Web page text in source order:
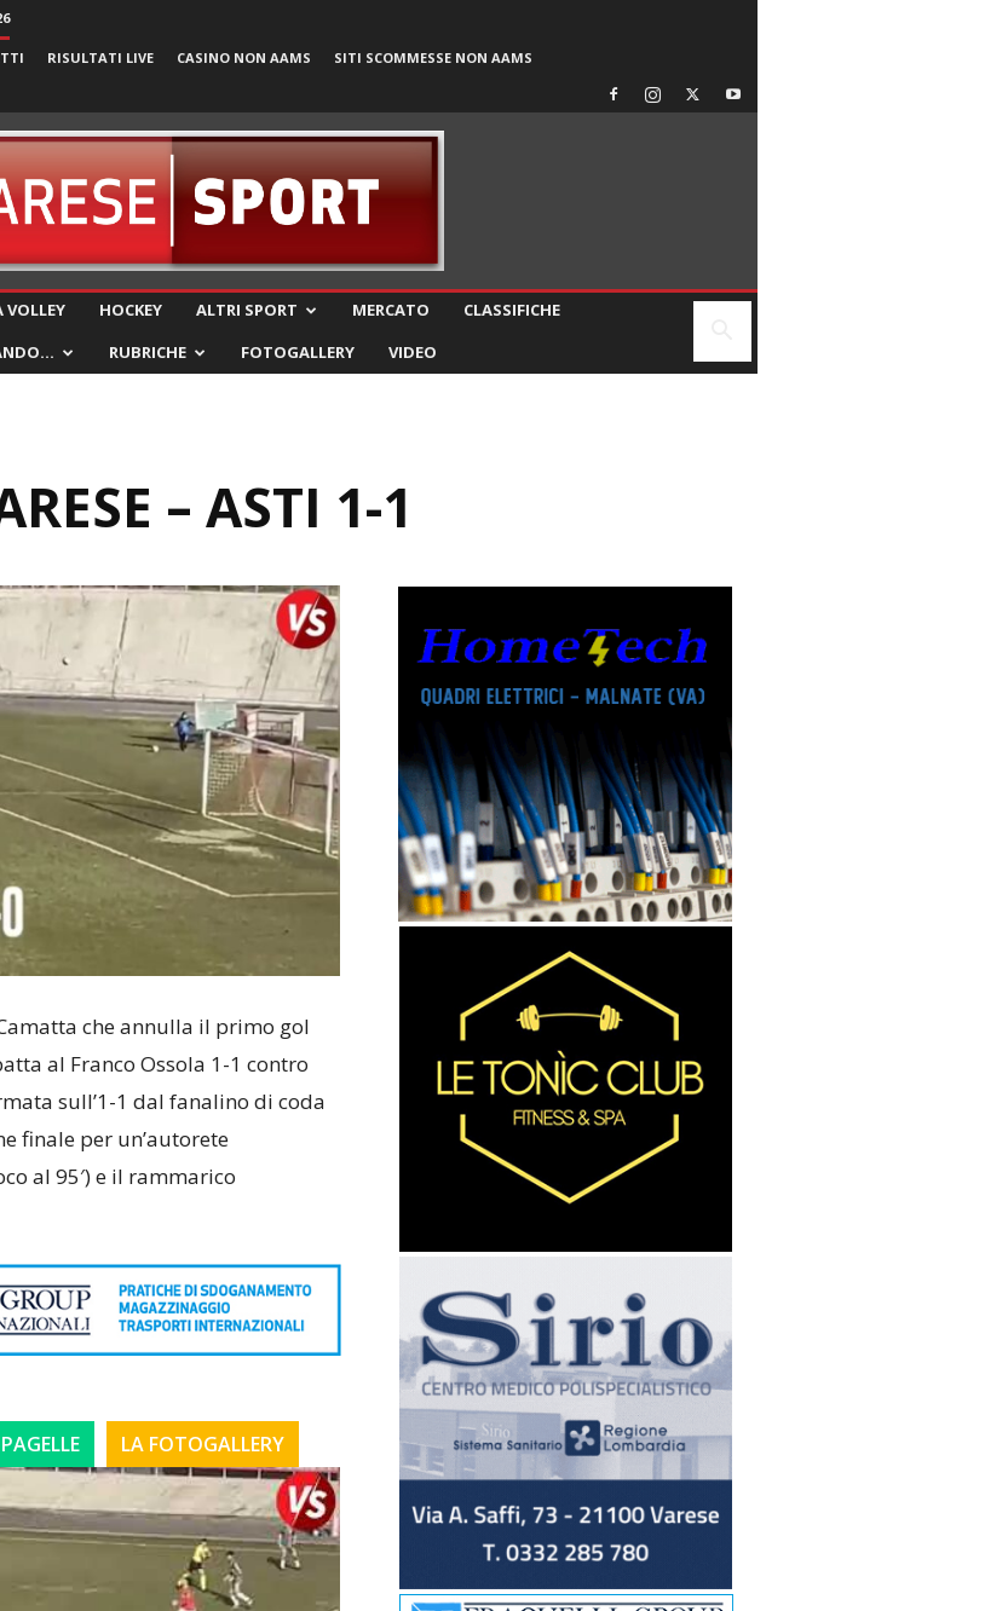
RISULTATI LIVE CASINO NON AAMS SITI SCOMMESSE NON AAMS
VOLLEY HOCKEY ALTRI SPORT MERCATO
CLASSIFICHE
RUBRICHE FOTOGALLERY VIDEO
– ASTI 1-1
che annulla il primo gol
al Franco Ossola 1-1 contro
sull’1-1 dal fanalino di coda
finale per un’autorete
al 95′) e il rammarico
LA FOTOGALLERY